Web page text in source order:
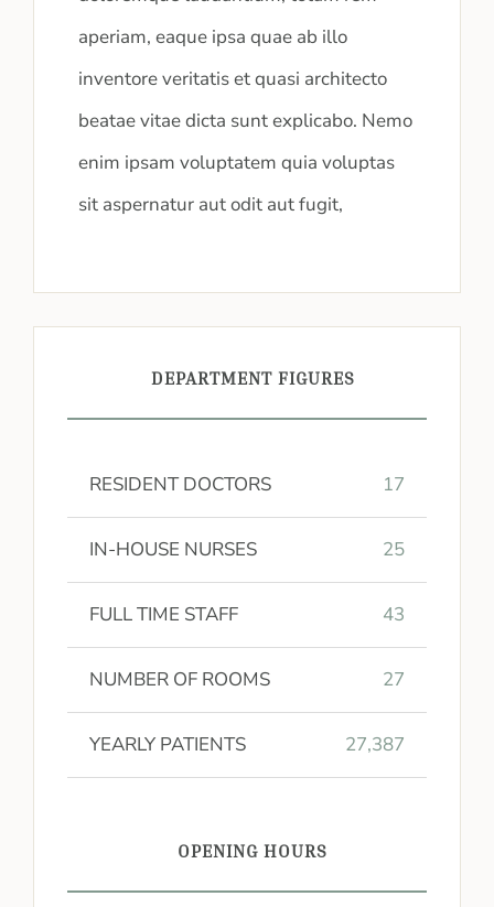
aperiam, eaque ipsa quae ab illo
inventore veritatis et quasi architecto
beatae vitae dicta sunt explicabo. Nemo
enim ipsam voluptatem quia voluptas
sit aspernatur aut odit aut fugit,
DEPARTMENT FIGURES
RESIDENT DOCTORS 17
IN-HOUSE NURSES 25
FULL TIME STAFF 43
NUMBER OF ROOMS 27
YEARLY PATIENTS 27,387
OPENING HOURS